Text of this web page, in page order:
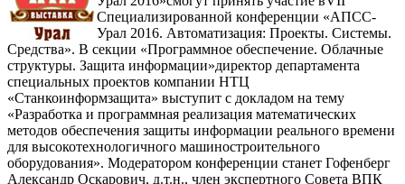
Специализированной конференции «АПСС-
Урал 2016. Автоматизация: Проекты. Системы.
Средства». В секции «Программное обеспечение. Облачные
структуры. Защита информации»директор департамента
специальных проектов компании НТЦ
«Станкоинформзащита» выступит с докладом на тему
«Разработка и программная реализация математических
методов обеспечения защиты информации реального времени
для высокотехнологичного машиностроительного
оборудования». Модератором конференции станет Гофенберг
Александр Оскарович, д.т.н., член экспертного Совета ВПК